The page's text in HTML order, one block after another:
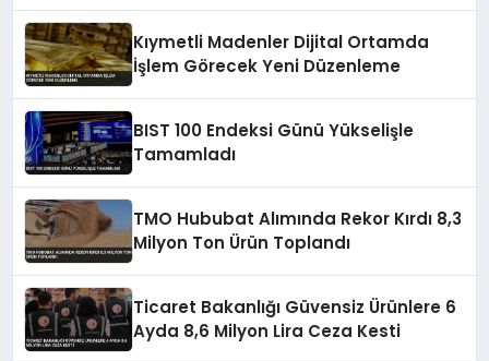
Kıymetli Madenler Dijital Ortamda
İşlem Görecek Yeni Düzenleme
BIST 100 Endeksi Günü Yükselişle
Tamamladı
TMO Hububat Alımında Rekor Kırdı 8,3
Milyon Ton Ürün Toplandı
Ticaret Bakanlığı Güvensiz Ürünlere 6
Ayda 8,6 Milyon Lira Ceza Kesti